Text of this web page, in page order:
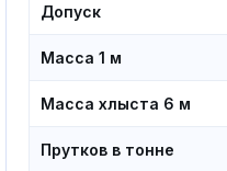
Допуск
Масса 1 м
Масса хлыста 6 м
Прутков в тонне